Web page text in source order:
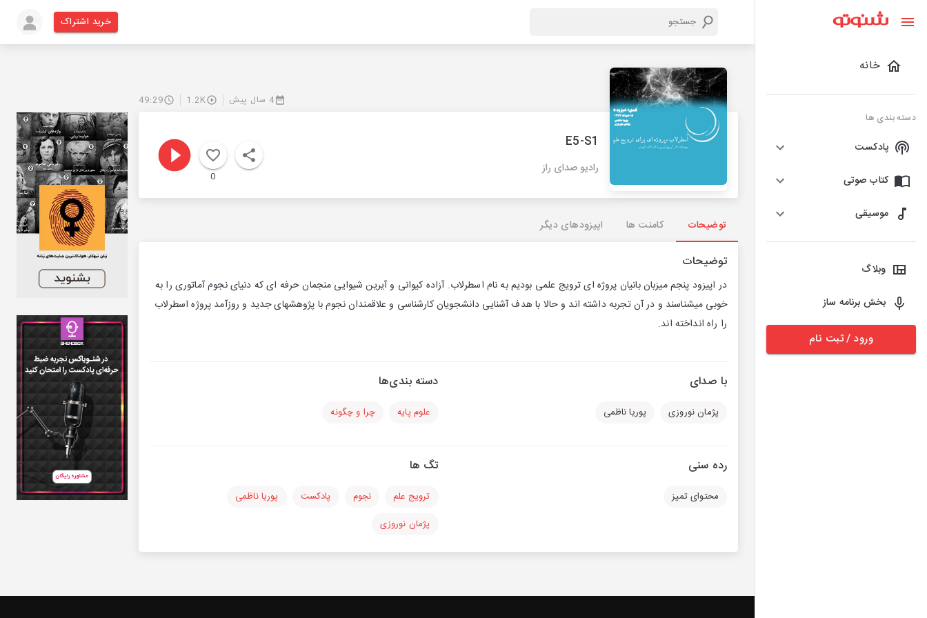
خانه
دسته بندی ها
پادکست
کتاب صوتی
موسیقی
وبلاگ
بخش برنامه ساز
ورود / ثبت نام
خرید اشتراک
4 سال پیش 1.2K
49:29
E5-S1
رادیو صدای راز
0
توضیحات کامنت ها اپیزودهای دیگر
توضیحات
در اپیزود پنجم میزبان بانیان پروژه ای ترویج علمی بودیم به نام اسطرلاب. آزاده کیوانی و آیرین شیوایی منجمان حرفه ای که دنیای نجوم آماتوری را به
خوبی میشناسند و در آن تجربه داشته اند و حالا با هدف آشنایی دانشجویان کارشناسی و علاقمندان نجوم با پژوهشهای جدید و روزآمد پروژه اسطرلاب
را راه انداخته اند.
با صدای
پژمان نوروزی پوریا ناظمی
دسته بندی‌ها
علوم پایه چرا و چگونه
رده سنی
محتوای تمیز
تگ ها
ترویج علم نجوم پادکست
پوریا ناظمی
پژمان نوروزی